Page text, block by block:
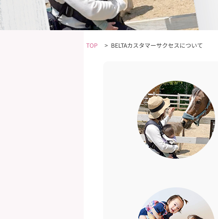
TOP > BELTAカスタマーサクセスについて